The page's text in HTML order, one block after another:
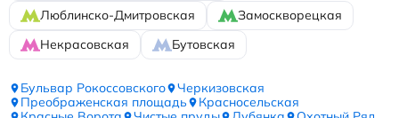
Люблинско-Дмитровская
Замоскворецкая
Некрасовская
Бутовская
Бульвар Рокоссовского
Черкизовская
Преображенская площадь
Красносельская